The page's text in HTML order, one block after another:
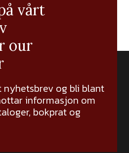
vårt
our
nyhetsbrev og bli blant
informasjon om
bokprat og